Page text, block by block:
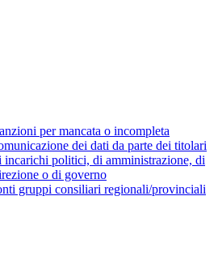
per mancata o incompleta
dei dati da parte dei titolari
incarichi politici, di amministrazione, di
o di governo
gruppi consiliari regionali/provinciali